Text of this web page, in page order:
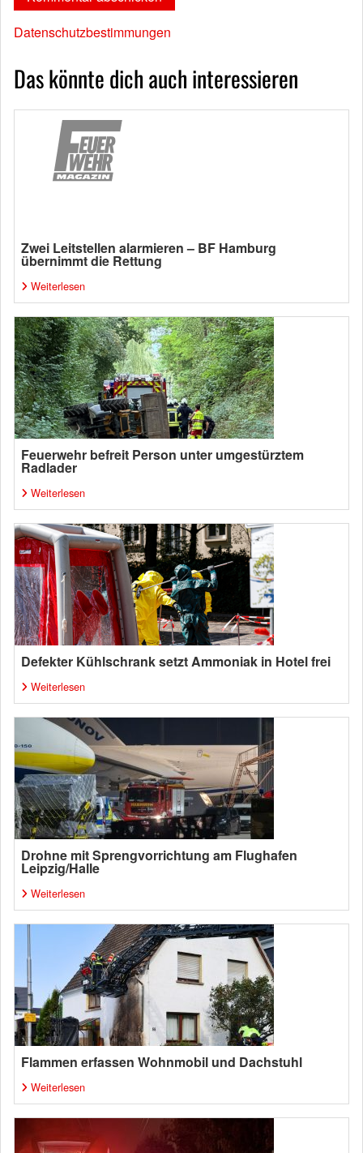
Datenschutzbestimmungen
Das könnte dich auch interessieren
Zwei Leitstellen alarmieren – BF Hamburg
übernimmt die Rettung
Weiterlesen
Feuerwehr befreit Person unter umgestürztem
Radlader
Weiterlesen
Defekter Kühlschrank setzt Ammoniak in Hotel frei
Weiterlesen
Drohne mit Sprengvorrichtung am Flughafen
Leipzig/Halle
Weiterlesen
Flammen erfassen Wohnmobil und Dachstuhl
Weiterlesen